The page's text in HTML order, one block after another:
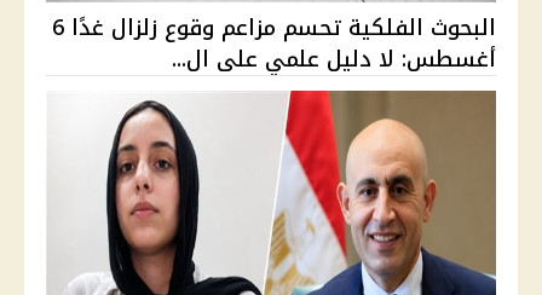
البحوث الفلكية تحسم مزاعم وقوع زلزال غدًا 6
أغسطس: لا دليل علمي على ال...